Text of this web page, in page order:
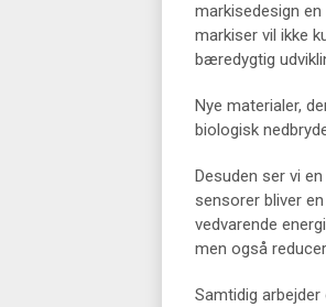
markisedesign
markiser vil ikke
bæredygtig
Nye materialer,
biologisk
Desuden ser vi
sensorer bliver
vedvarende
men også
Samtidig